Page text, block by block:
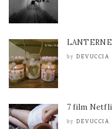
by DEVUCCIA
7 film
by DEVUCCIA